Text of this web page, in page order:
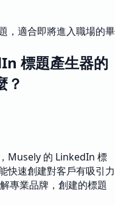
，適合即將進入職場的畢
標題產生器的
？
Musely 的 LinkedIn 標
快速創建對客戶有吸引力
專業品牌，創建的標題